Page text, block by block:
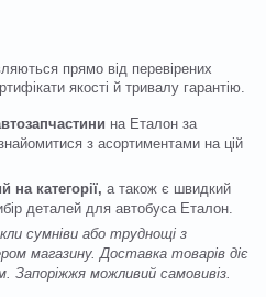
прямо від перевірених
якості й тривалу гарантію.
на Еталон за
з асортиментами на цій
на категорії, а також є швидкий
деталей для автобуса Еталон.
сумніви або труднощі з
магазину. Доставка товарів діє
Запоріжжя можливий самовивіз.